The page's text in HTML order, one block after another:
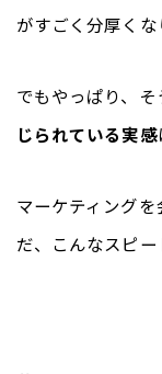
がすごく分厚くな
でもやっぱり、
じられている実感
マーケティング
だ、こんなスピー